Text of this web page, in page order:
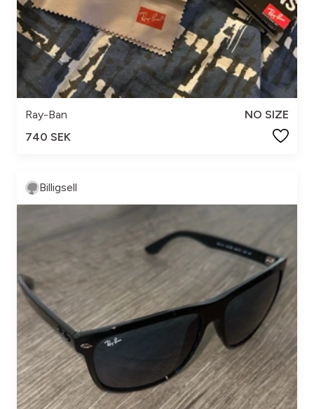
Ray-Ban
NO SIZE
740 SEK
Billigsell